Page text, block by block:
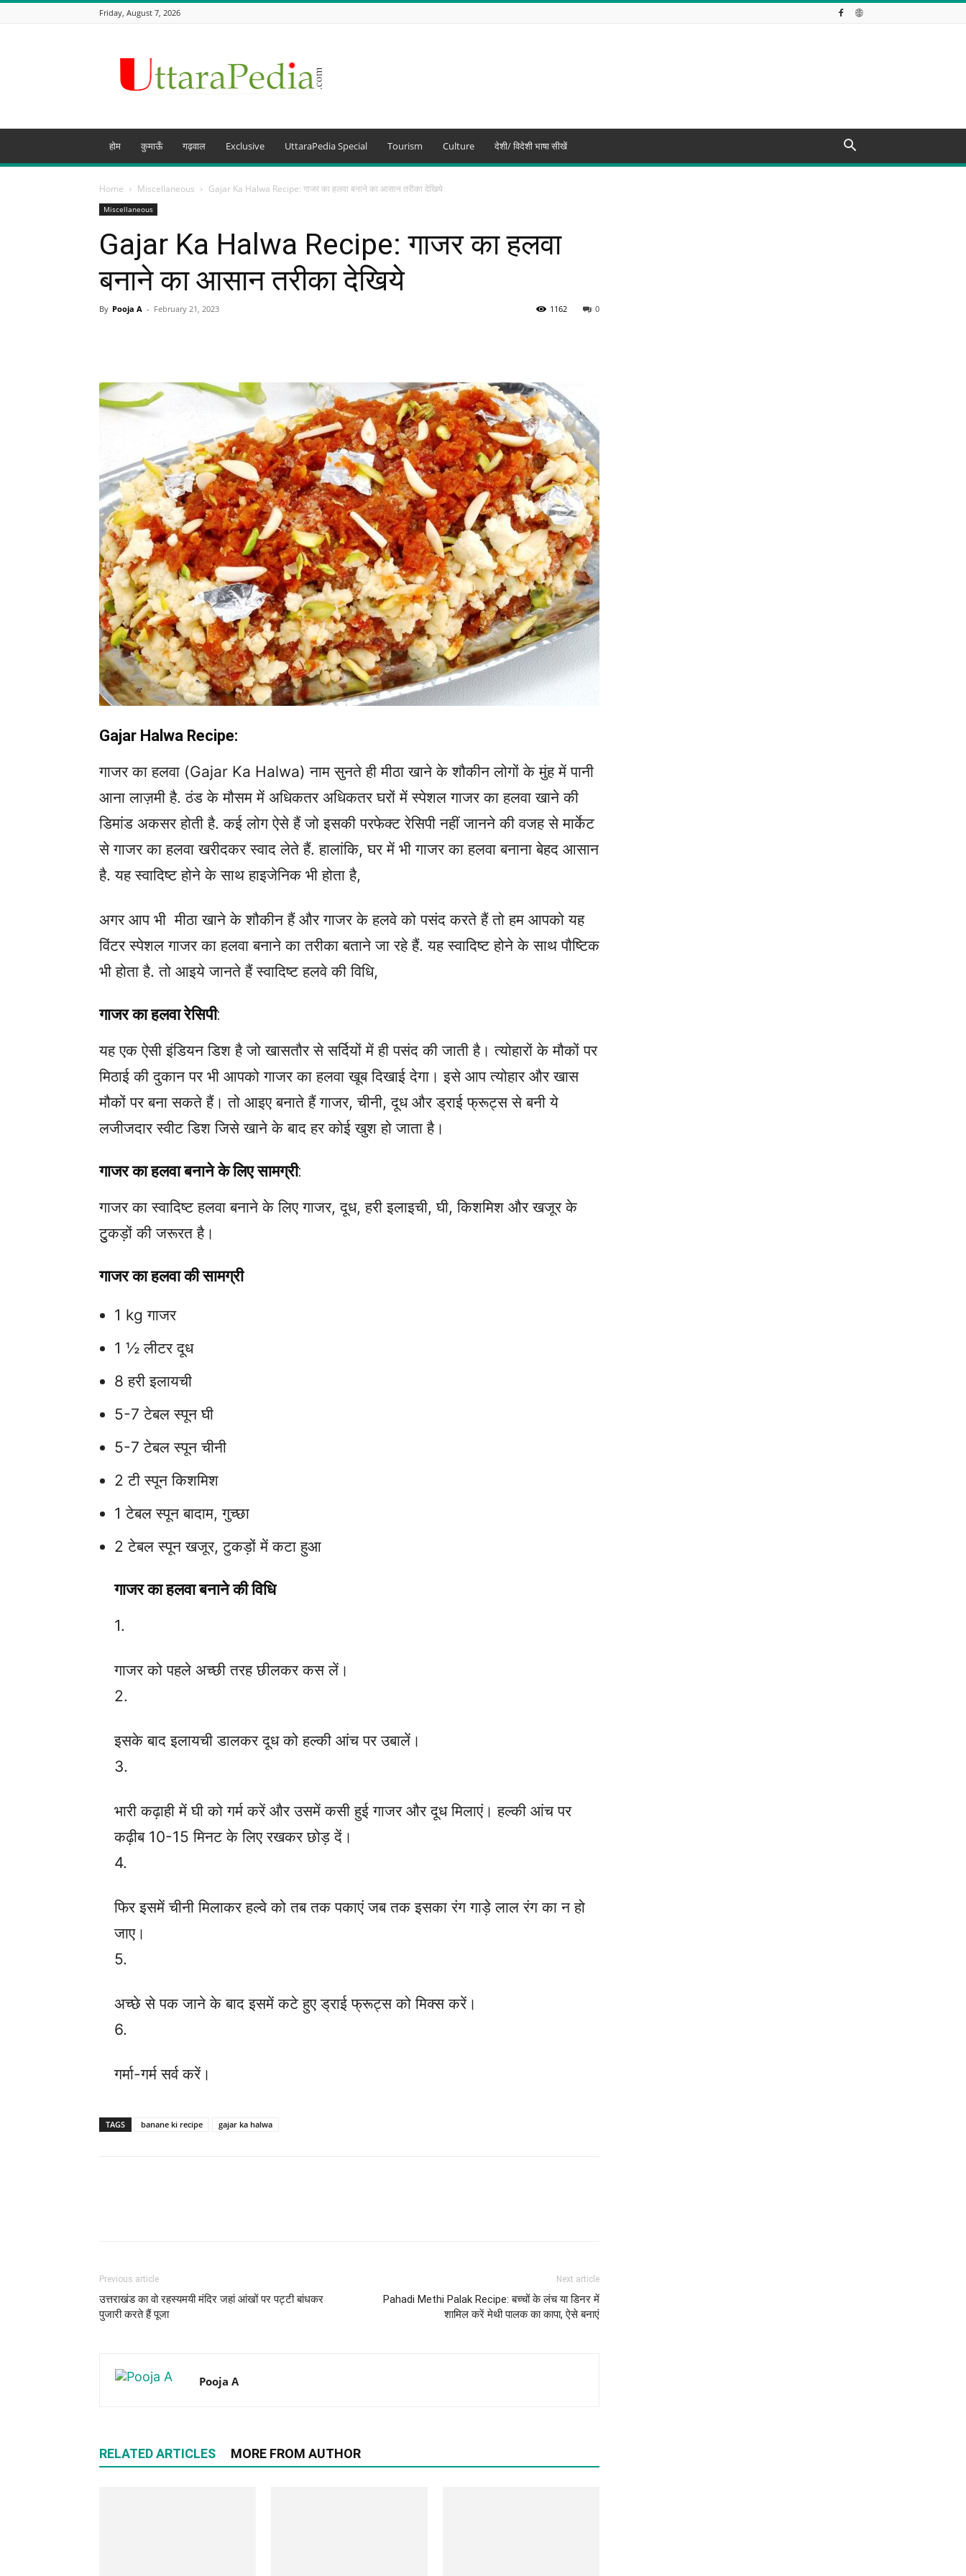
Friday, August 7, 2026
The
of
Uttarakhand
beyond
होम कुमाऊँ गढ़वाल Exclusive UttaraPedia Special Tourism Culture देशी/ विदेशी भाषा सीखें
Home Miscellaneous Gajar Ka Halwa Recipe: गाजर का हलवा बनाने का आसान तरीका देखिये
Miscellaneous
Gajar Ka Halwa Recipe: गाजर का हलवा
बनाने का आसान तरीका देखिये
By Pooja A - February 21, 2023 0
1162
Gajar Halwa Recipe:
गाजर का हलवा (Gajar Ka Halwa) नाम सुनते ही मीठा खाने के शौकीन लोगों के मुंह में पानी
आना लाज़मी है. ठंड के मौसम में अधिकतर अधिकतर घरों में स्पेशल गाजर का हलवा खाने की
डिमांड अकसर होती है. कई लोग ऐसे हैं जो इसकी परफेक्ट रेसिपी नहीं जानने की वजह से मार्केट
से गाजर का हलवा खरीदकर स्वाद लेते हैं. हालांकि, घर में भी गाजर का हलवा बनाना बेहद आसान
है. यह स्वादिष्ट होने के साथ हाइजेनिक भी होता है,
अगर आप भी मीठा खाने के शौकीन हैं और गाजर के हलवे को पसंद करते हैं तो हम आपको यह
विंटर स्पेशल गाजर का हलवा बनाने का तरीका बताने जा रहे हैं. यह स्वादिष्ट होने के साथ पौष्टिक
भी होता है. तो आइये जानते हैं स्वादिष्ट हलवे की विधि,
गाजर का हलवा रेसिपी:
यह एक ऐसी इंडियन डिश है जो खासतौर से सर्दियों में ही पसंद की जाती है। त्योहारों के मौकों पर
मिठाई की दुकान पर भी आपको गाजर का हलवा खूब दिखाई देगा। इसे आप त्योहार और खास
मौकों पर बना सकते हैं। तो आइए बनाते हैं गाजर, चीनी, दूध और ड्राई फ्रूट्स से बनी ये
लजीजदार स्वीट डिश जिसे खाने के बाद हर कोई खुश हो जाता है।
गाजर का हलवा बनाने के लिए सामग्री:
गाजर का स्वादिष्ट हलवा बनाने के लिए गाजर, दूध, हरी इलाइची, घी, किशमिश और खजूर के
टुुकड़ों की जरूरत है।
गाजर का हलवा की सामग्री
1 kg गाजर
1 ½ लीटर दूध
8 हरी इलायची
5-7 टेबल स्पून घी
5-7 टेबल स्पून चीनी
2 टी स्पून किशमिश
1 टेबल स्पून बादाम, गुच्छा
2 टेबल स्पून खजूर, टुकड़ों में कटा हुआ
गाजर का हलवा बनाने की वि​धि
1.
गाजर को पहले अच्छी तरह छीलकर कस लें।
2.
इसके बाद इलायची डालकर दूध को हल्की आंच पर उबालें।
3.
भारी कढ़ाही में घी को गर्म करें और उसमें कसी हुई गाजर और दूध मिलाएं। हल्की आंच पर
कढ़ीब 10-15 मिनट के लिए रखकर छोड़ दें।
4.
फिर इसमें चीनी मिलाकर हल्वे को तब तक पकाएं जब तक इसका रंग गाड़े लाल रंग का न हो
जाए।
5.
अच्छे से पक जाने के बाद इसमें कटे हुए ड्राई फ्रूट्स को मिक्स करें।
6.
गर्मा-गर्म सर्व करें।
TAGS banane ki recipe gajar ka halwa
Previous article
उत्तराखंड का वो रहस्यमयी मंदिर जहां आंखों पर पट्टी बांधकर
पुजारी करते हैं पूजा
Next article
Pahadi Methi Palak Recipe: बच्चों के लंच या डिनर में
शामिल करें मेथी पालक का कापा, ऐसे बनाएं
Pooja A
RELATED ARTICLES MORE FROM AUTHOR